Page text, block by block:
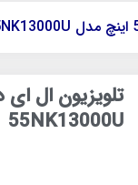
55NK13000U